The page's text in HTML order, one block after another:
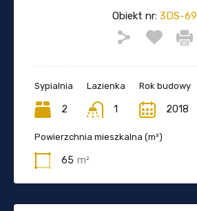
Obiekt nr:3DS-69
Sypialnia
2
Lazienka
1
Rok budowy
2018
Powierzchnia mieszkalna (m²)
65 m²